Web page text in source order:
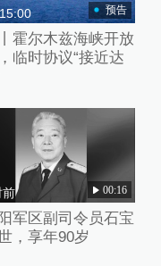
预告
霍尔木兹海峡开放
临时协议“接近达
前 00:16
军区副司令员石宝
，享年90岁